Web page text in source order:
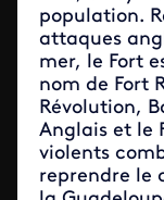
population.
attaques
mer, le Fort
nom de Fort
Révolution,
Anglais et le
violents
reprendre le